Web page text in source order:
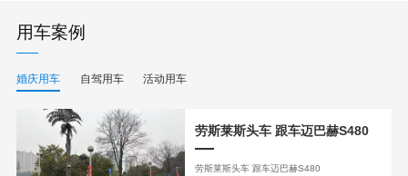
用车案例
婚庆用车 自驾用车 活动用车
劳斯莱斯头车 跟车迈巴赫S480
劳斯莱斯头车 跟车迈巴赫S480